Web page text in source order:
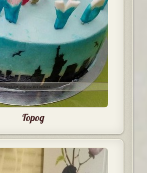
Город